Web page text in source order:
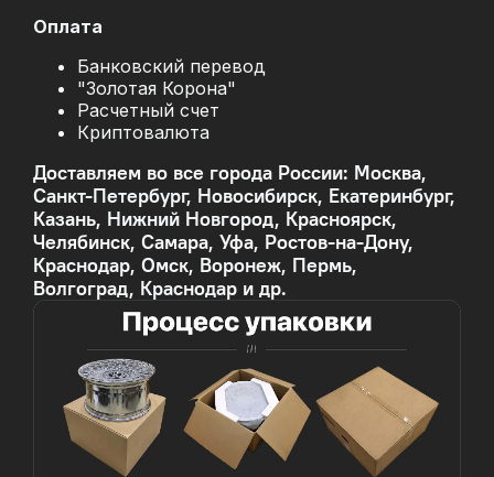
Оплата
Банковский перевод
"Золотая Корона"
Расчетный счет
Криптовалюта
Доставляем во все города России: Москва,
Санкт-Петербург, Новосибирск, Екатеринбург,
Казань, Нижний Новгород, Красноярск,
Челябинск, Самара, Уфа, Ростов-на-Дону,
Краснодар, Омск, Воронеж, Пермь,
Волгоград, Краснодар и др.